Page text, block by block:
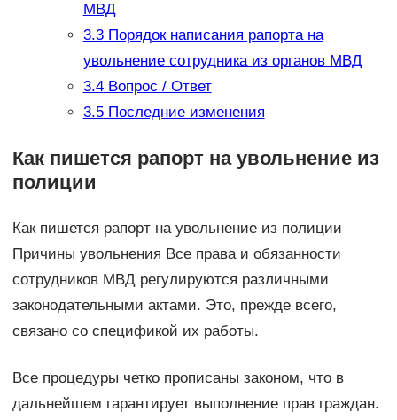
МВД
3.3Порядок написания рапорта на
увольнение сотрудника из органов МВД
3.4Вопрос / Ответ
3.5Последние изменения
Как пишется рапорт на увольнение из
полиции
Как пишется рапорт на увольнение из полиции
Причины увольнения Все права и обязанности
сотрудников МВД регулируются различными
законодательными актами. Это, прежде всего,
связано со спецификой их работы.
Все процедуры четко прописаны законом, что в
дальнейшем гарантирует выполнение прав граждан.